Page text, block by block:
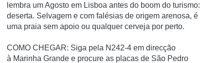
lembra um Agosto em Lisboa antes do boom do turismo:
deserta. Selvagem e com falésias de origem arenosa, é
uma praia sem apoio ou qualquer cerveja por perto.
COMO CHEGAR: Siga pela N242-4 em direcção
à Marinha Grande e procure as placas de São Pedro